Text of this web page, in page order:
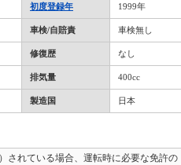
初度登録年 1999年
車検/自賠責 車検無し
修復歴 なし
排気量 400cc
製造国 日本
されている場合、運転時に必要な免許の